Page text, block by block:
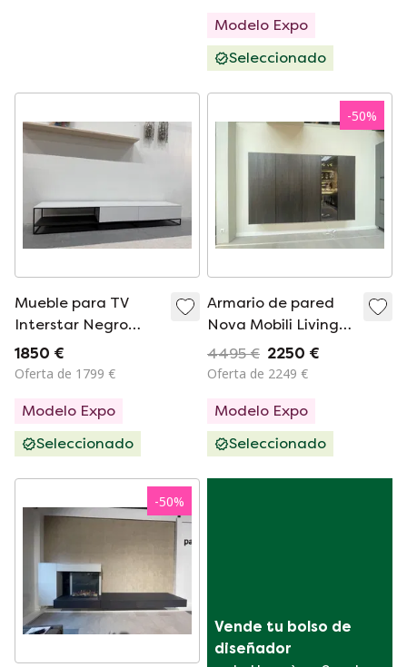
Modelo Expo
Seleccionado
Mueble para TV
Interstar Negro
Blanco 247.5
1850 €
Oferta de 1799 €
Modelo Expo
Seleccionado
-50%
Armario de pared
Nova Mobili Living
System 333xH263
4495 € 2250 €
Oferta de 2249 €
Modelo Expo
Seleccionado
-50%
Vende tu bolso de
diseñador